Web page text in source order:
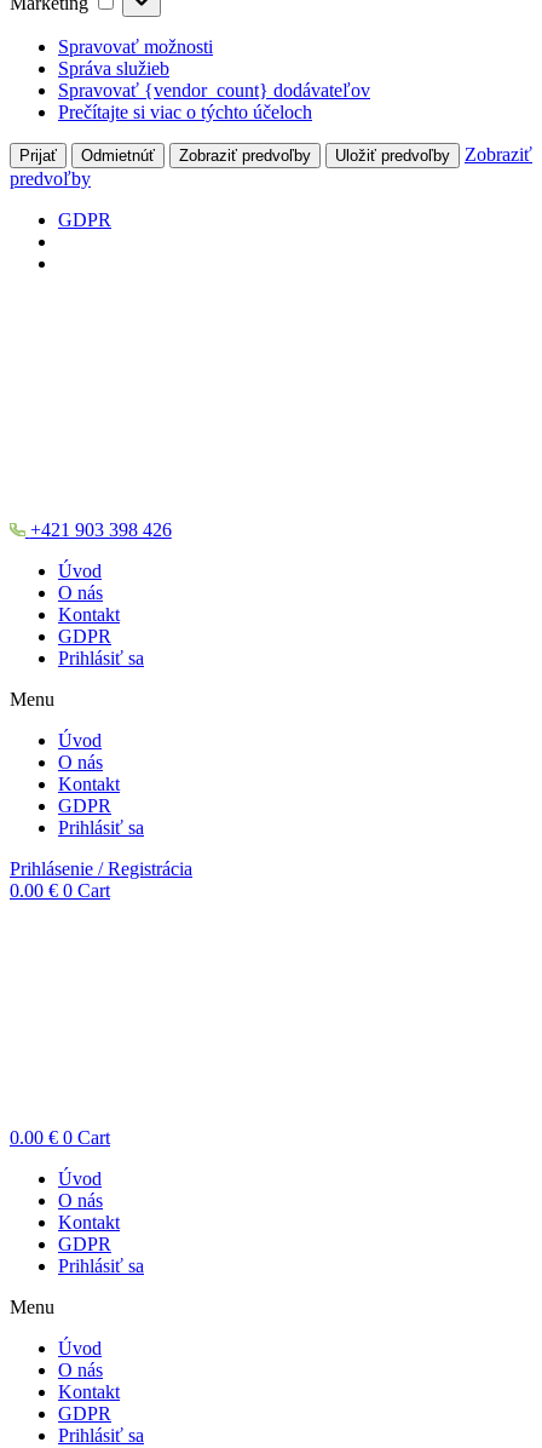
Spravovať možnosti
Správa služieb
Spravovať {vendor_count} dodávateľov
Prečítajte si viac o týchto účeloch
Prijať Odmietnúť Zobraziť predvoľby Uložiť predvoľby
Zobraziť
predvoľby
GDPR
+421 903 398 426
Úvod
O nás
Kontakt
GDPR
Prihlásiť sa
Menu
Úvod
O nás
Kontakt
GDPR
Prihlásiť sa
Prihlásenie / Registrácia
0.00 € 0 Cart
0.00 € 0 Cart
Úvod
O nás
Kontakt
GDPR
Prihlásiť sa
Menu
Úvod
O nás
Kontakt
GDPR
Prihlásiť sa